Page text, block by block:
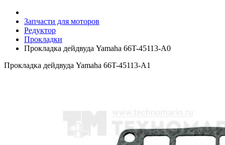
Запчасти для моторов
Редуктор
Прокладки
Прокладка дейдвуда Yamaha 66T-45113-A0
Прокладка дейдвуда Yamaha 66T-45113-A1